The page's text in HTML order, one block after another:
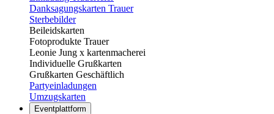
Danksagungskarten Trauer
Sterbebilder
Beileidskarten
Fotoprodukte Trauer
Leonie Jung x kartenmacherei
Individuelle Grußkarten
Grußkarten Geschäftlich
Partyeinladungen
Umzugskarten
Eventplattform